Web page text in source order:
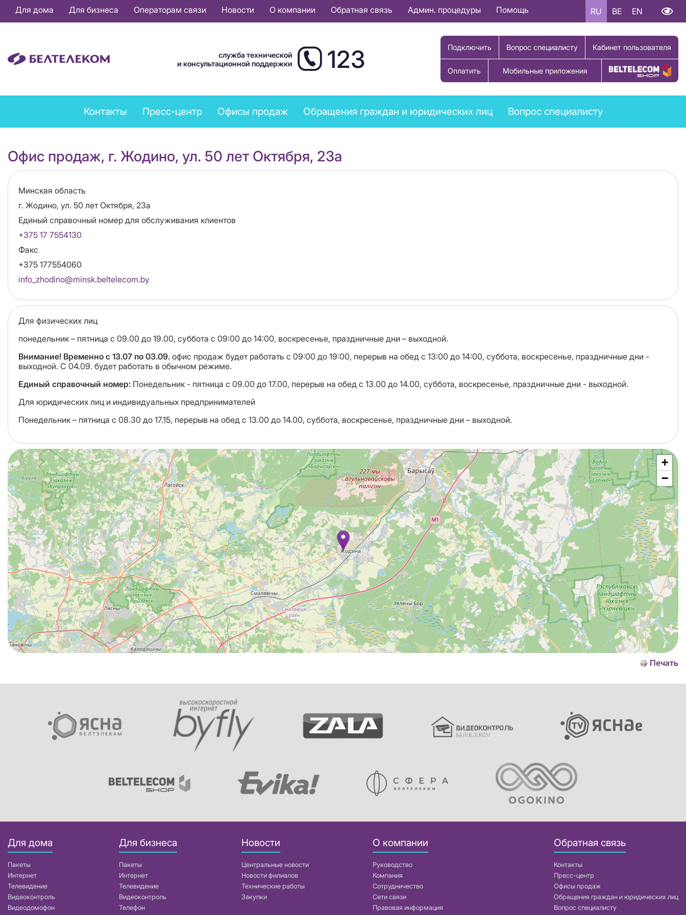
Основная
навигация
Для дома Для бизнеса Операторам связи Новости О компании Обратная связь Админ. процедуры Помощь RU BE EN
служба технической
и консультационной поддержки
123 Подключить Вопрос специалисту Кабинет пользователя
Оплатить Мобильные приложения Купить товар
Feedback
menu
Контакты Пресс-центр Офисы продаж Обращения граждан и юридических лиц Вопрос специалисту
Офис продаж, г. Жодино, ул. 50 лет Октября, 23а
Область
Минская область
Адрес
г. Жодино, ул. 50 лет Октября, 23а
Единый справочный номер для обслуживания клиентов
+375 17 7554130
Факс
+375 177554060
Email
info_zhodino@minsk.beltelecom.by
Для физических лиц
понедельник – пятница с 09.00 до 19.00, суббота с 09:00 до 14:00, воскресенье, праздничные дни – выходной.
Внимание! Временно с 13.07 по 03.09. офис продаж будет работать с 09:00 до 19:00, перерыв на обед с 13:00 до 14:00, суббота, воскресенье, праздничные дни -
выходной. С 04.09. будет работать в обычном режиме.
Единый справочный номер: Понедельник - пятница с 09.00 до 17.00, перерыв на обед с 13.00 до 14.00, суббота, воскресенье, праздничные дни - выходной.
Для юридических лиц и индивидуальных предпринимателей
Понедельник – пятница с 08.30 до 17.15, перерыв на обед с 13.00 до 14.00, суббота, воскресенье, праздничные дни – выходной.
+
−
Печать
Для дома
Пакеты
Интернет
Телевидение
Видеоконтроль
Видеодомофон
Для бизнеса
Пакеты
Интернет
Телевидение
Видеоконтроль
Телефон
Новости
Центральные новости
Новости филиалов
Технические работы
Закупки
О компании
Руководство
Компания
Сотрудничество
Сети связи
Правовая информация
Обратная связь
Контакты
Пресс-центр
Офисы продаж
Обращения граждан и юридических лиц
Вопрос специалисту